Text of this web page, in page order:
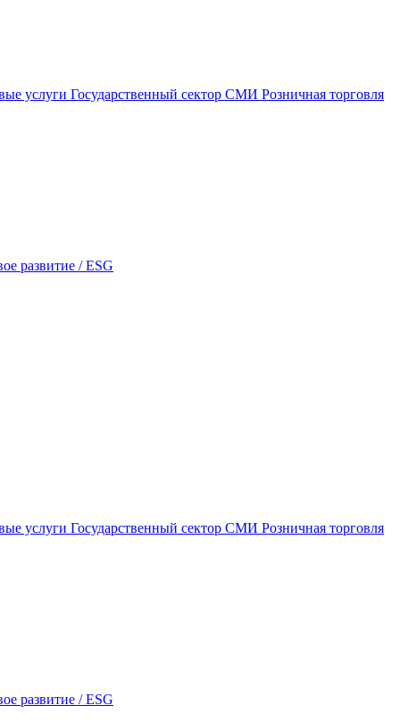
услуги Государственный сектор СМИ Розничная торговля
развитие / ESG
услуги Государственный сектор СМИ Розничная торговля
развитие / ESG